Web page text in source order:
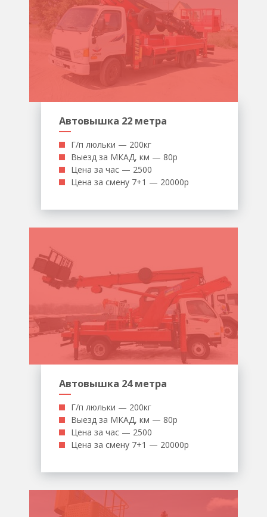
Автовышка 22 метра
Г/п люльки — 200кг
Выезд за МКАД, км — 80р
Цена за час — 2500
Цена за смену 7+1 — 20000р
Автовышка 24 метра
Г/п люльки — 200кг
Выезд за МКАД, км — 80р
Цена за час — 2500
Цена за смену 7+1 — 20000р